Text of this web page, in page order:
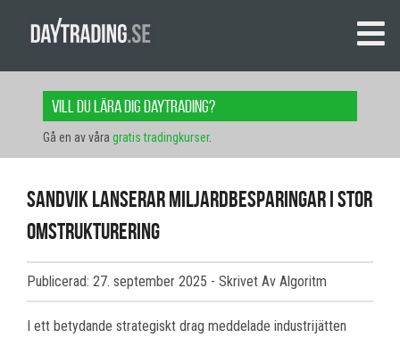
Vill du lära dig daytrading?
Gå en av våra gratis tradingkurser.
Sandvik lanserar miljardbesparingar i stor
omstrukturering
Publicerad: 27. september 2025 - Skrivet Av Algoritm
I ett betydande strategiskt drag meddelade industrijätten